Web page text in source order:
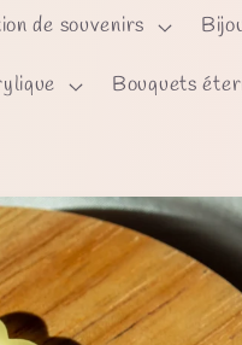
de souvenirs
Bouquets